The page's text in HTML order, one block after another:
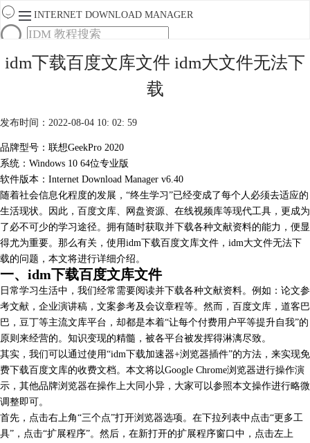
INTERNET DOWNLOAD MANAGER
首页
产品
购买
idm下载百度文库文件 idm大文件无法下
载
发布时间：2022-08-04 10: 02: 59
品牌型号：联想GeekPro 2020
系统：Windows 10 64位专业版
软件版本：Internet Download Manager v6.40
随着社会信息化程度的发展，“终生学习”已经变成了每个人必须去适应的
生活现状。因此，百度文库、网盘资源、在线视频库等现代工具，更成为
了必不可少的学习途径。拥有随时获取并下载各种文献资料的能力，便显
得尤为重要。那么有关，使用idm下载百度文库文件，idm大文件无法下
载的问题，本文将进行详细介绍。
一、idm下载百度文库文件
日常学习生活中，我们经常需要阅读并下载各种文献资料。例如：论文参
考文献，企业演讲稿，文案参考及会议章程等。然而，百度文库，道客巴
巴，豆丁等主流文库平台，却都是本着“让每个付费用户平等提升自我”的
原则来经营的。知识变现的精髓，被各平台被发挥得淋漓尽致。
其实，我们可以通过使用“idm下载加速器+浏览器插件”的方法，来实现免
费下载百度文库的收费文档。本文将以Google Chrome浏览器进行操作演
示，其他品牌浏览器在操作上大同小异，大家可以参照本文操作进行略微
调整即可。
首先，点击右上角“三个点”打开浏览器选项。在下拉列表中点击“更多工
具”，点击“扩展程序”。然后，在新打开的扩展程序窗口中，点击左上